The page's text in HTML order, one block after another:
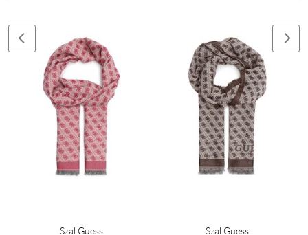
Szal Guess Szal Guess